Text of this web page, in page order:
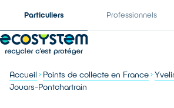
Particuliers Professionnels
Accueil Points de collecte en France
Jouars-Pontchartrain